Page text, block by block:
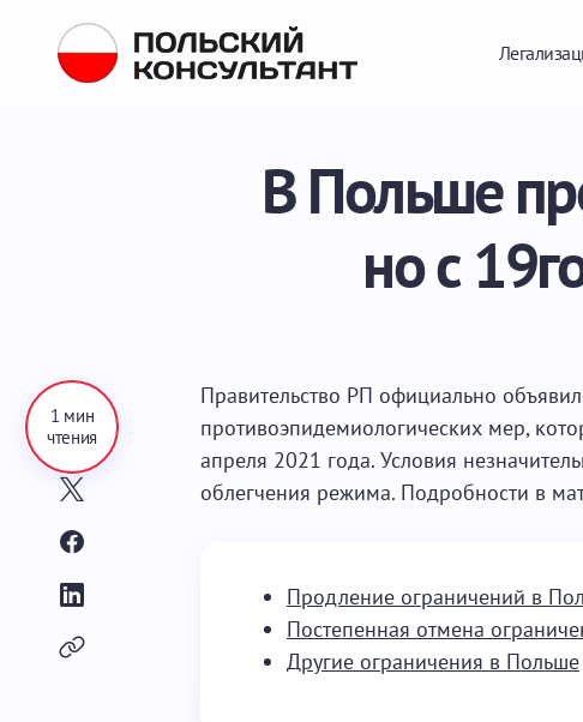
В Польше
но с
1 мин
чтения
Правительство РП официально
противоэпидемиологических мер,
апреля 2021 года. Условия
облегчения режима. Подробности в
Продление ограничений в
Постепенная отмена
Другие ограничения в Польше